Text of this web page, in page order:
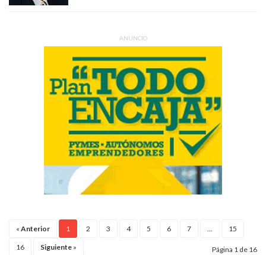
ANUNCIO
« Anterior 1 2 3 4 5 6 7 ... 15
16 Siguiente » Página 1 de 16